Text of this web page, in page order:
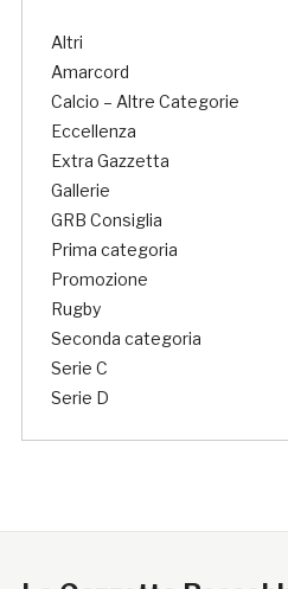
Altri
Amarcord
Calcio – Altre Categorie
Eccellenza
Extra Gazzetta
Gallerie
GRB Consiglia
Prima categoria
Promozione
Rugby
Seconda categoria
Serie C
Serie D